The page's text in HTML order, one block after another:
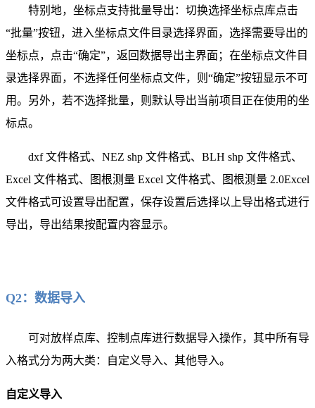
特别地，坐标点支持批量导出：切换选择坐标点库点击
“批量”按钮，进入坐标点文件目录选择界面，选择需要导出的
坐标点，点击“确定”，返回数据导出主界面；在坐标点文件目
录选择界面，不选择任何坐标点文件，则“确定”按钮显示不可
用。另外，若不选择批量，则默认导出当前项目正在使用的坐
标点。
dxf 文件格式、NEZ shp 文件格式、BLH shp 文件格式、
Excel 文件格式、图根测量 Excel 文件格式、图根测量 2.0Excel
文件格式可设置导出配置，保存设置后选择以上导出格式进行
导出，导出结果按配置内容显示。
Q2：数据导入
可对放样点库、控制点库进行数据导入操作，其中所有导
入格式分为两大类：自定义导入、其他导入。
自定义导入